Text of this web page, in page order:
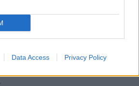
Data Access Privacy Policy
sovrum är en självklar plats för dem att
också viktigt att involvera dem i
utrymmen. När du låter barnen vara
mer engagerade. Detta kan vara